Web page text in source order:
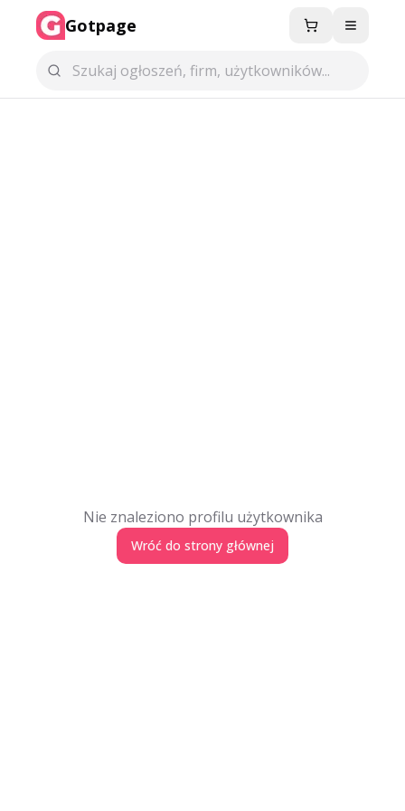
Gotpage Menu
Nie znaleziono profilu użytkownika
Wróć do strony głównej